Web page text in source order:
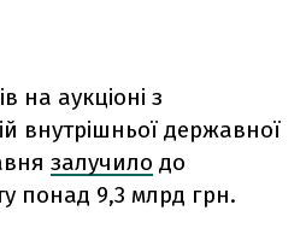
на аукціоні з
внутрішньої державної
залучило до
понад 9,3 млрд грн.